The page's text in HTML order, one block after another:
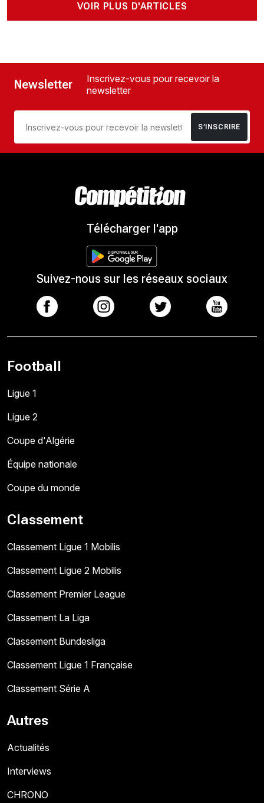
VOIR PLUS D'ARTICLES
Newsletter
Inscrivez-vous pour recevoir la
newsletter
S’INSCRIRE
Télécharger l'app
Suivez-nous sur les réseaux sociaux
Football
Ligue 1
Ligue 2
Coupe d'Algérie
Équipe nationale
Coupe du monde
Classement
Classement Ligue 1 Mobilis
Classement Ligue 2 Mobilis
Classement Premier League
Classement La Liga
Classement Bundesliga
Classement Ligue 1 Française
Classement Série A
Autres
Actualités
Interviews
CHRONO